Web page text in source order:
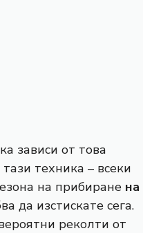
зависи от това
техника – всеки
на прибиране на
да изстискате сега.
реколти от